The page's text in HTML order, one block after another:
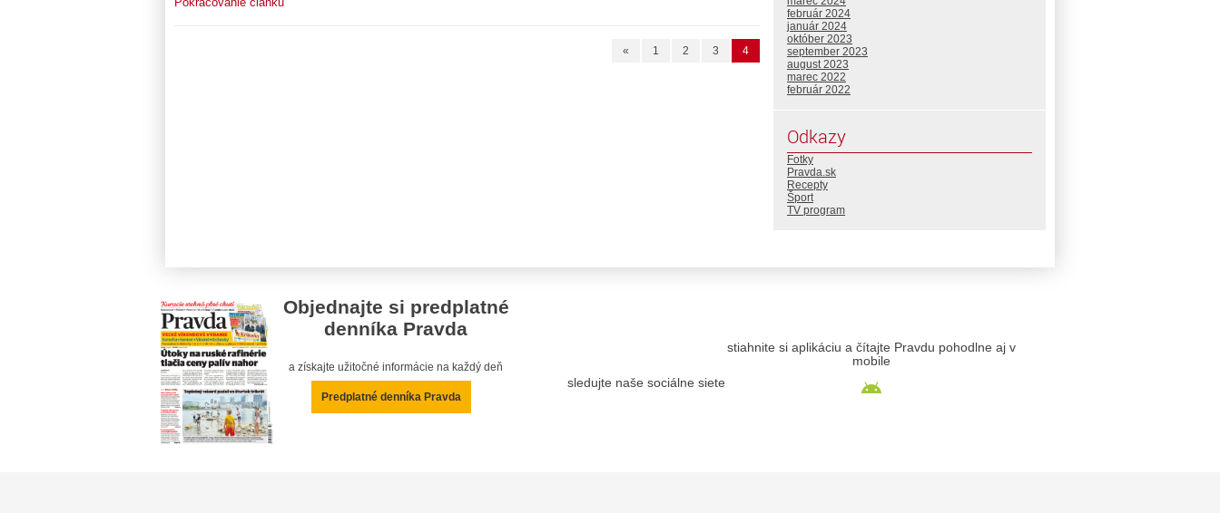
« 1 2 3 4
február 2024
január 2024
október 2023
september 2023
august 2023
marec 2022
február 2022
Odkazy
Fotky
Pravda.sk
Recepty
Šport
TV program
Objednajte si predplatné
denníka Pravda
a získajte užitočné informácie na každý deň
Predplatné denníka Pravda
sledujte naše sociálne siete
stiahnite si aplikáciu a čítajte Pravdu pohodlne aj v
mobile